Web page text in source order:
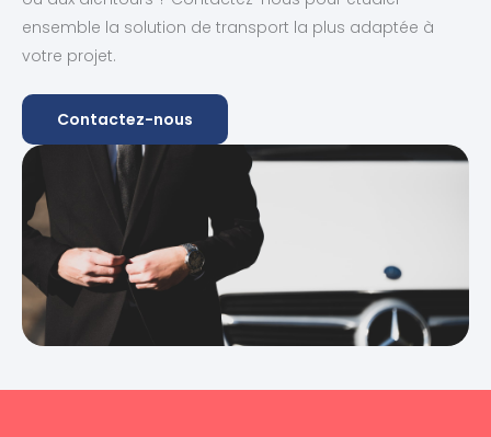
ensemble la solution de transport la plus adaptée à
votre projet.
Contactez-nous